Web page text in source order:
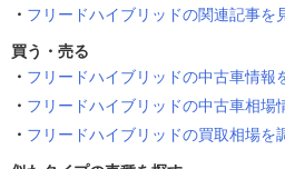
フリードハイブリッドの関連記事を
買う・売る
フリードハイブリッドの中古車情報
フリードハイブリッドの中古車相場
フリードハイブリッドの買取相場を